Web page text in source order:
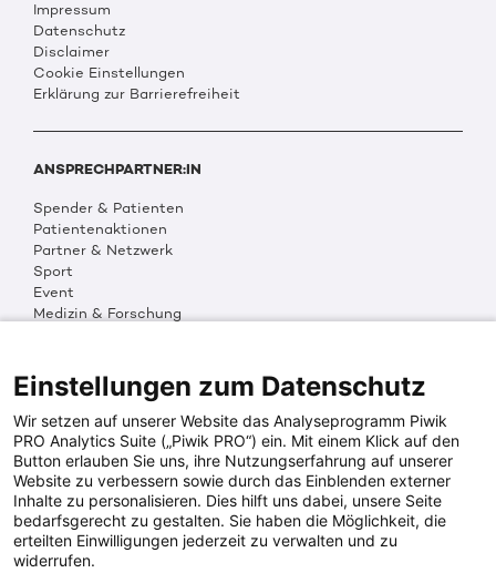
Impressum
Datenschutz
Disclaimer
Cookie Einstellungen
Erklärung zur Barrierefreiheit
ANSPRECHPARTNER:IN
Spender & Patienten
Patientenaktionen
Partner & Netzwerk
Sport
Event
Medizin & Forschung
Multimedia
Social Media
PRESSEINFOS
Fotos & Media
Digitale Pressemappen
Patientenaktionen
Einstellungen zum Datenschutz
Wir setzen auf unserer Website das Analyseprogramm Piwik
PRO Analytics Suite („Piwik PRO“) ein. Mit einem Klick auf den
Button erlauben Sie uns, ihre Nutzungserfahrung auf unserer
Website zu verbessern sowie durch das Einblenden externer
Inhalte zu personalisieren. Dies hilft uns dabei, unsere Seite
bedarfsgerecht zu gestalten. Sie haben die Möglichkeit, die
erteilten Einwilligungen jederzeit zu verwalten und zu
widerrufen.